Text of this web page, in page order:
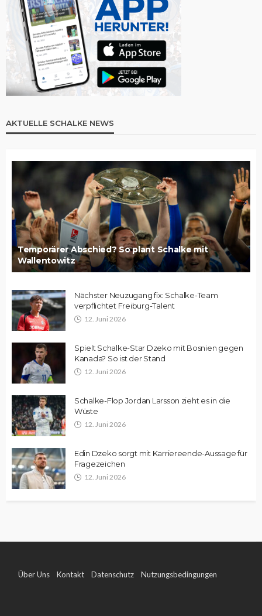
AKTUELLE SCHALKE NEWS
Temporärer Abschied? So plant Schalke mit
Wallentowitz
Nächster Neuzugang fix: Schalke-Team
verpflichtet Freiburg-Talent
12. Juni 2026
Spielt Schalke-Star Dzeko mit Bosnien gegen
Kanada? So ist der Stand
12. Juni 2026
Schalke-Flop Jordan Larsson zieht es in die
Wüste
12. Juni 2026
Edin Dzeko sorgt mit Karriereende-Aussage für
Fragezeichen
12. Juni 2026
Über Uns Kontakt Datenschutz Nutzungsbedingungen